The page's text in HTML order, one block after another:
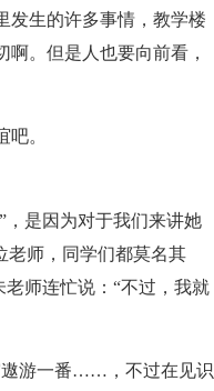
发生的许多事情，教学楼
。但是人也要向前看，
。
，是因为对于我们来讲她
老师，同学们都莫名其
师连忙说：“不过，我就
遨游一番……，不过在见识